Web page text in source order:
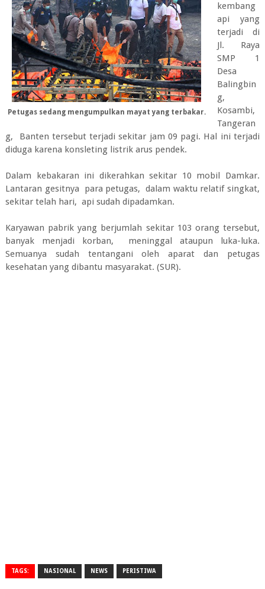
Petugas sedang mengumpulkan mayat yang terbakar.
kembang
api yang
terjadi di
Jl. Raya
SMP 1
Desa
Balingbin
g,
Kosambi,
Tangeran
g, Banten tersebut terjadi sekitar jam 09 pagi. Hal ini terjadi
diduga karena konsleting listrik arus pendek.
Dalam kebakaran ini dikerahkan sekitar 10 mobil Damkar.
Lantaran gesitnya para petugas, dalam waktu relatif singkat,
sekitar telah hari, api sudah dipadamkan.
Karyawan pabrik yang berjumlah sekitar 103 orang tersebut,
banyak menjadi korban, meninggal ataupun luka-luka.
Semuanya sudah tentangani oleh aparat dan petugas
kesehatan yang dibantu masyarakat. (SUR).
TAGS: NASIONAL NEWS PERISTIWA